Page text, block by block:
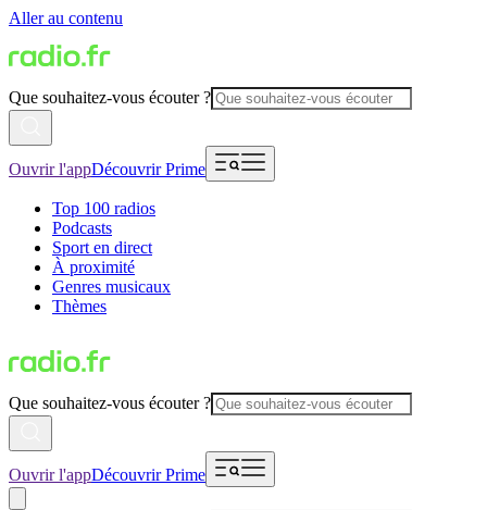
Aller au contenu
Que souhaitez-vous écouter ?
Ouvrir l'appDécouvrir Prime
Top 100 radios
Podcasts
Sport en direct
À proximité
Genres musicaux
Thèmes
Que souhaitez-vous écouter ?
Ouvrir l'appDécouvrir Prime